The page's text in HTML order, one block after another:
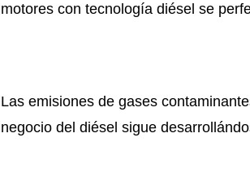
motores con tecnología diésel se
Las emisiones de gases
negocio del diésel sigue